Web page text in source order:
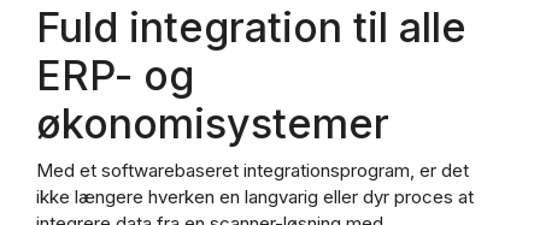
Fuld integration til alle
ERP- og
økonomisystemer
Med et softwarebaseret integrationsprogram, er det
ikke længere hverken en langvarig eller dyr proces at